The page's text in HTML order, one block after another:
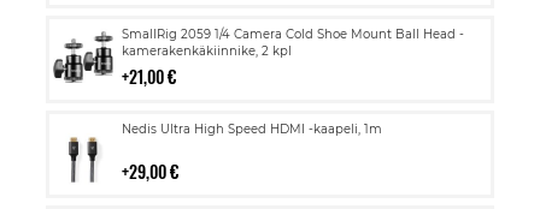
SmallRig 2059 1/4 Camera Cold Shoe Mount Ball Head -
kamerakenkäkiinnike, 2 kpl
21,00 €
Lisää
ostoskoriin
Nedis Ultra High Speed HDMI -kaapeli, 1m
29,00 €
Lisää